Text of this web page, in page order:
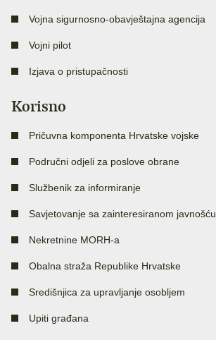
Vojna sigurnosno-obavještajna agencija
Vojni pilot
Izjava o pristupačnosti
Korisno
Pričuvna komponenta Hrvatske vojske
Područni odjeli za poslove obrane
Službenik za informiranje
Savjetovanje sa zainteresiranom javnošću
Nekretnine MORH-a
Obalna straža Republike Hrvatske
Središnjica za upravljanje osobljem
Upiti građana